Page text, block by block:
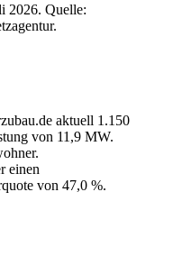
2026. Quelle:
aktuell 1.150
von 11,9 MW.
einen
von 47,0 %.